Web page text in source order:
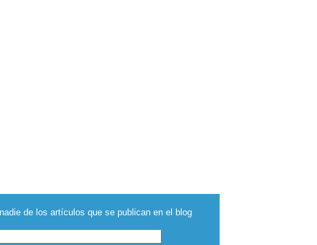
de los artículos que se publican en el blog